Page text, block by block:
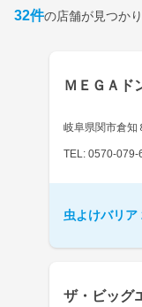
取扱店検索
32件の店舗が見つか
ＭＥＧＡド
岐阜県関市倉知
TEL: 0570-079-
虫よけバリア
ザ・ビッグ